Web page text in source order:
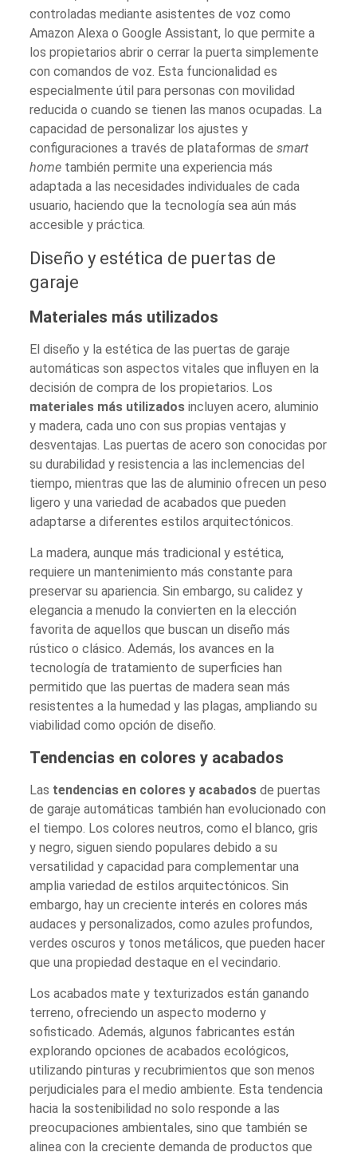
controladas mediante asistentes de voz como
Amazon Alexa o Google Assistant, lo que permite a
los propietarios abrir o cerrar la puerta simplemente
con comandos de voz. Esta funcionalidad es
especialmente útil para personas con movilidad
reducida o cuando se tienen las manos ocupadas. La
capacidad de personalizar los ajustes y
configuraciones a través de plataformas desmart
home también permite una experiencia más
adaptada a las necesidades individuales de cada
usuario, haciendo que la tecnología sea aún más
accesible y práctica.
Diseño y estética de puertas de
garaje
Materiales más utilizados
El diseño y la estética de las puertas de garaje
automáticas son aspectos vitales que influyen en la
decisión de compra de los propietarios. Los
materiales más utilizados incluyen acero, aluminio
y madera, cada uno con sus propias ventajas y
desventajas. Las puertas de acero son conocidas por
su durabilidad y resistencia a las inclemencias del
tiempo, mientras que las de aluminio ofrecen un peso
ligero y una variedad de acabados que pueden
adaptarse a diferentes estilos arquitectónicos.
La madera, aunque más tradicional y estética,
requiere un mantenimiento más constante para
preservar su apariencia. Sin embargo, su calidez y
elegancia a menudo la convierten en la elección
favorita de aquellos que buscan un diseño más
rústico o clásico. Además, los avances en la
tecnología de tratamiento de superficies han
permitido que las puertas de madera sean más
resistentes a la humedad y las plagas, ampliando su
viabilidad como opción de diseño.
Tendencias en colores y acabados
Las tendencias en colores y acabados de puertas
de garaje automáticas también han evolucionado con
el tiempo. Los colores neutros, como el blanco, gris
y negro, siguen siendo populares debido a su
versatilidad y capacidad para complementar una
amplia variedad de estilos arquitectónicos. Sin
embargo, hay un creciente interés en colores más
audaces y personalizados, como azules profundos,
verdes oscuros y tonos metálicos, que pueden hacer
que una propiedad destaque en el vecindario.
Los acabados mate y texturizados están ganando
terreno, ofreciendo un aspecto moderno y
sofisticado. Además, algunos fabricantes están
explorando opciones de acabados ecológicos,
utilizando pinturas y recubrimientos que son menos
perjudiciales para el medio ambiente. Esta tendencia
hacia la sostenibilidad no solo responde a las
preocupaciones ambientales, sino que también se
alinea con la creciente demanda de productos que